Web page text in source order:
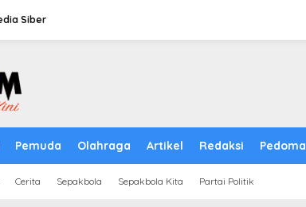
Siber
Pemuda Olahraga Artikel Redaksi
Cerita Sepakbola Sepakbola Kita Partai Politik